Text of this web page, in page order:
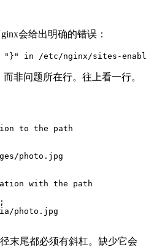
会给出明确的错误：
"}" in /etc/nginx/sites-
而非问题所在行。往上看一行。
to the path
photo.jpg
with the path
photo.jpg
径末尾都必须有斜杠。缺少它会